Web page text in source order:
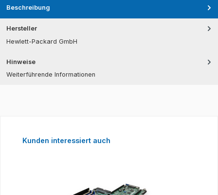
Beschreibung
Hersteller
Hewlett-Packard GmbH
Hinweise
Weiterführende Informationen
Produktgalerie überspringen
Kunden interessiert auch